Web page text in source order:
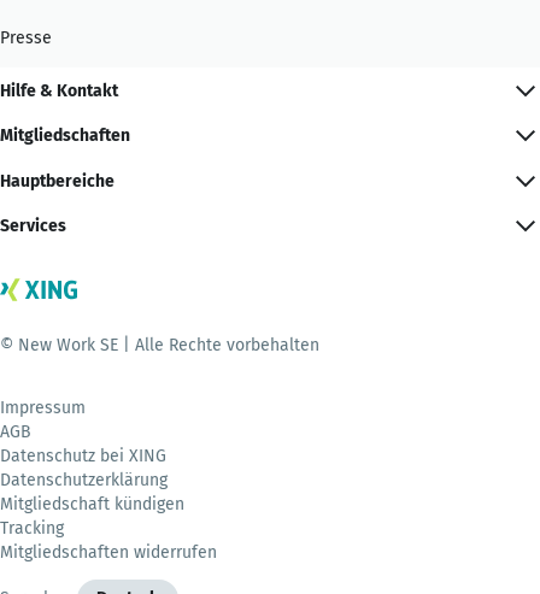
Presse
Hilfe & Kontakt
Mitgliedschaften
Hauptbereiche
Services
© New Work SE | Alle Rechte vorbehalten
Impressum
AGB
Datenschutz bei XING
Datenschutzerklärung
Mitgliedschaft kündigen
Tracking
Mitgliedschaften widerrufen